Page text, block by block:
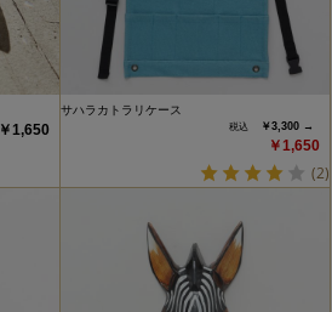
￥1,650
サハラカトラリケース
￥3,300 →
￥1,650
(2)